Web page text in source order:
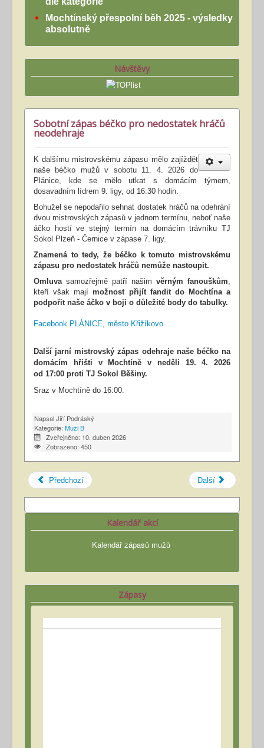
Mochtínský přespolní běh 2025 - výsledky
absolutně
Návštěvy
Sobotní zápas béčko pro nedostatek hráčů
neodehraje
K dalšímu mistrovskému zápasu mělo zajíždět
naše béčko mužů v sobotu 11. 4. 2026 do
Plánice, kde se mělo utkat s domácím týmem,
dosavadním lídrem 9. ligy, od 16:30 hodin.
Bohužel se nepodařilo sehnat dostatek hráčů na odehrání
dvou mistrovských zápasů v jednom termínu, neboť naše
áčko hostí ve stejný termín na domácím trávníku TJ
Sokol Plzeň - Černice v zápase 7. ligy.
Znamená to tedy, že béčko k tomuto mistrovskému
zápasu pro nedostatek hráčů nemůže nastoupit.
Omluvasamozřejmě patří našim věrným fanouškům,
kteří však majímožnost přijít fandit do Mochtína a
podpořit naše áčko v boji o důležité body do tabulky.
Facebook PLÁNICE, město Křižíkovo
Další jarní mistrovský zápas odehraje naše béčko na
domácím hřišti v Mochtíně v neděli 19. 4. 2026
od 17:00 proti TJ Sokol Běšiny.
Sraz v Mochtíně do 16:00.
NapsalJiří Podráský
Kategorie: Muži B
Zveřejněno: 10. duben 2026
Zobrazeno: 450
Předchozí Další
Kalendář akcí
Kalendář zápasů mužů
Zápasy